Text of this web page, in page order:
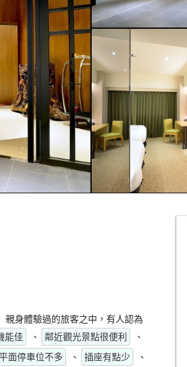
親身體驗過的旅客之中，有人認為
能佳 、 鄰近觀光景點很便利
、
面停車位不多 、 插座有點少
、